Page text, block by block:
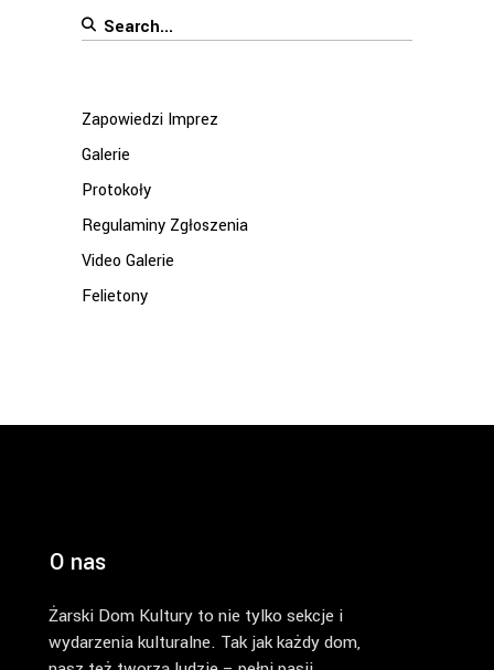
Search
Zapowiedzi Imprez
Galerie
Protokoły
Regulaminy Zgłoszenia
Video Galerie
Felietony
O nas
Żarski Dom Kultury to nie tylko sekcje i
wydarzenia kulturalne. Tak jak każdy dom,